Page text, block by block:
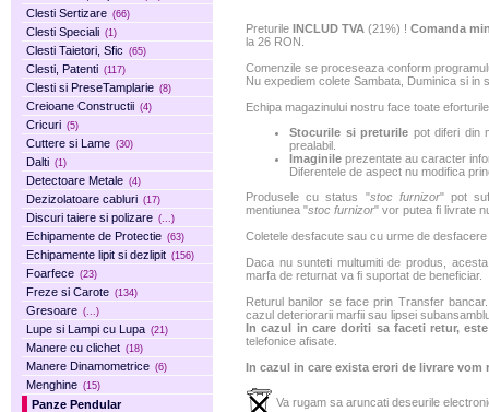
Clesti Sertizare (66)
Clesti Speciali (1)
Clesti Taietori, Sfic (65)
Clesti, Patenti (117)
Clesti si PreseTamplarie (8)
Creioane Constructii (4)
Cricuri (5)
Cuttere si Lame (30)
Dalti (1)
Detectoare Metale (4)
Dezizolatoare cabluri (17)
Discuri taiere si polizare (...)
Echipamente de Protectie (63)
Echipamente lipit si dezlipit (156)
Foarfece (23)
Freze si Carote (134)
Gresoare (...)
Lupe si Lampi cu Lupa (21)
Manere cu clichet (18)
Manere Dinamometrice (6)
Menghine (15)
Panze Pendular
Preturile INCLUD TVA (21%) ! Comanda
la 26 RON.
Comenzile se proceseaza conform
Nu expediem colete Sambata, Duminica si in
Echipa magazinului nostru face toate
Stocurile si preturile pot diferi din
prealabil.
Imaginile prezentate au caracter
Diferentele de aspect nu modifica
Produsele cu status "stoc furnizor" pot
mentiunea "stoc furnizor" vor putea fi livrate
Coletele desfacute sau cu urme de
Daca nu sunteti multumiti de produs,
marfa de returnat va fi suportat de beneficiar.
Returul banilor se face prin Transfer
cazul deteriorarii marfii sau lipsei
In cazul in care doriti sa faceti retur,
telefonice afisate.
In cazul in care exista erori de livrare
Va rugam sa aruncati deseurile